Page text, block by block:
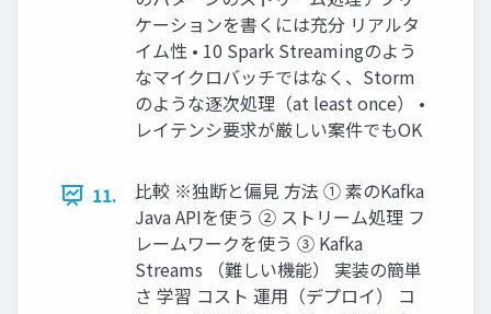
ケーションを書くには充分 リアルタ
イム性 • 10 Spark Streamingのよう
なマイクロバッチではなく、Storm
のような逐次処理（at least once） •
レイテンシ要求が厳しい案件でもOK
11.
比較 ※独断と偏見 方法 ① 素のKafka
Java APIを使う ② ストリーム処理 フ
レームワークを使う ③ Kafka
Streams （難しい機能） 実装の簡単
さ 学習 コスト 運用（デプロイ） コ